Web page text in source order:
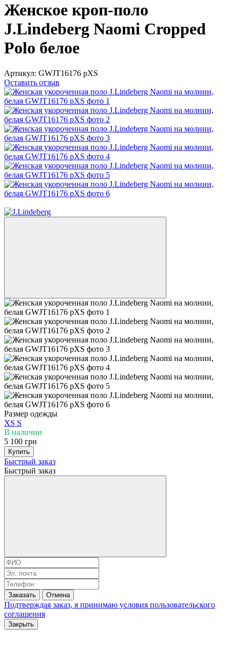
Женское кроп-поло
J.Lindeberg Naomi Cropped
Polo белое
Артикул: GWJT16176 рXS
Оставить отзыв
Размер одежды
XS S
В наличии
5 100 грн
Купить
Быстрый заказ
Быстрый заказ
Заказать Отмена
Подтверждая заказ, я принимаю условия пользовательского
соглашения
Закрыть